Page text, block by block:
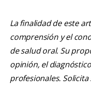
La finalidad de este
comprensión y el
de salud oral. Su
opinión, el
profesionales.